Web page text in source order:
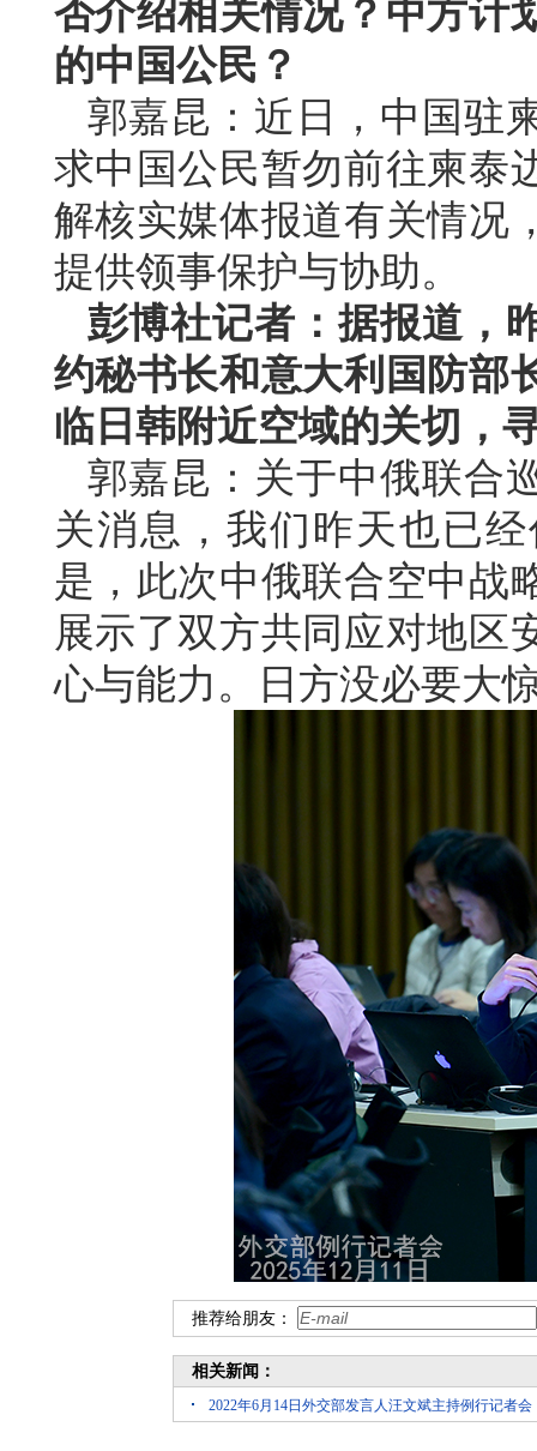
否介绍相关情况？中方计
的中国公民？
郭嘉昆：近日，中国驻
求中国公民暂勿前往柬泰
解核实媒体报道有关情况
提供领事保护与协助。
彭博社记者：据报道，
约秘书长和意大利国防部
临日韩附近空域的关切，
郭嘉昆：关于中俄联合
关消息，我们昨天也已
是，此次中俄联合空中战
展示了双方共同应对地区
心与能力。日方没必要大
推荐给朋友：
相关新闻：
2022年6月14日外交部发言人汪文斌主持例行记者会